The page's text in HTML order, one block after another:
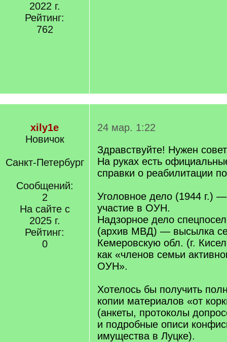
2022 г.
Рейтинг:
762
xily1e
Новичок
Санкт-Петербург
Сообщений:
2
На сайте с
2025 г.
Рейтинг:
0
24 мар. 1:22
Здравствуйте! Нужен
На руках есть
справки о реабилитации
Уголовное дело (1944 г.)
участие в ОУН.
Надзорное дело
(архив МВД) — высылка
Кемеровскую обл. (г.
как «членов семьи
ОУН».
Хотелось бы получить
копии материалов «от
(анкеты, протоколы
и подробные описи
имущества в Луцке).